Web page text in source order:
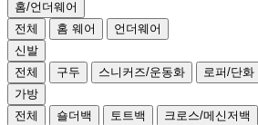
홈/언더웨어
전체
홈 웨어
언더웨어
신발
전체
구두 스니커즈/운동화 로퍼/단화
가방
전체
숄더백 토트백 크로스/메신저백